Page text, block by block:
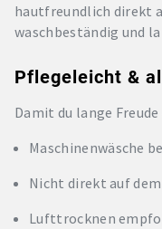
hautfreundlich direkt
waschbeständig und
Pflegeleicht &
Damit du lange
Maschinenwäsche
Nicht direkt auf
Lufttrocknen